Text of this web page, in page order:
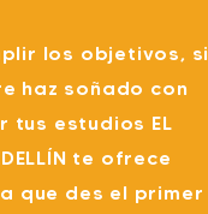
los objetivos, si
haz soñado con
tus estudios EL
te ofrece
que des el primer